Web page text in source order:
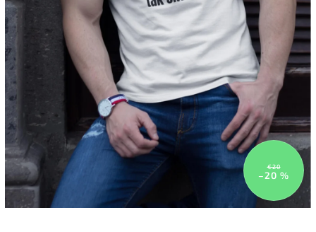
€20
–20 %